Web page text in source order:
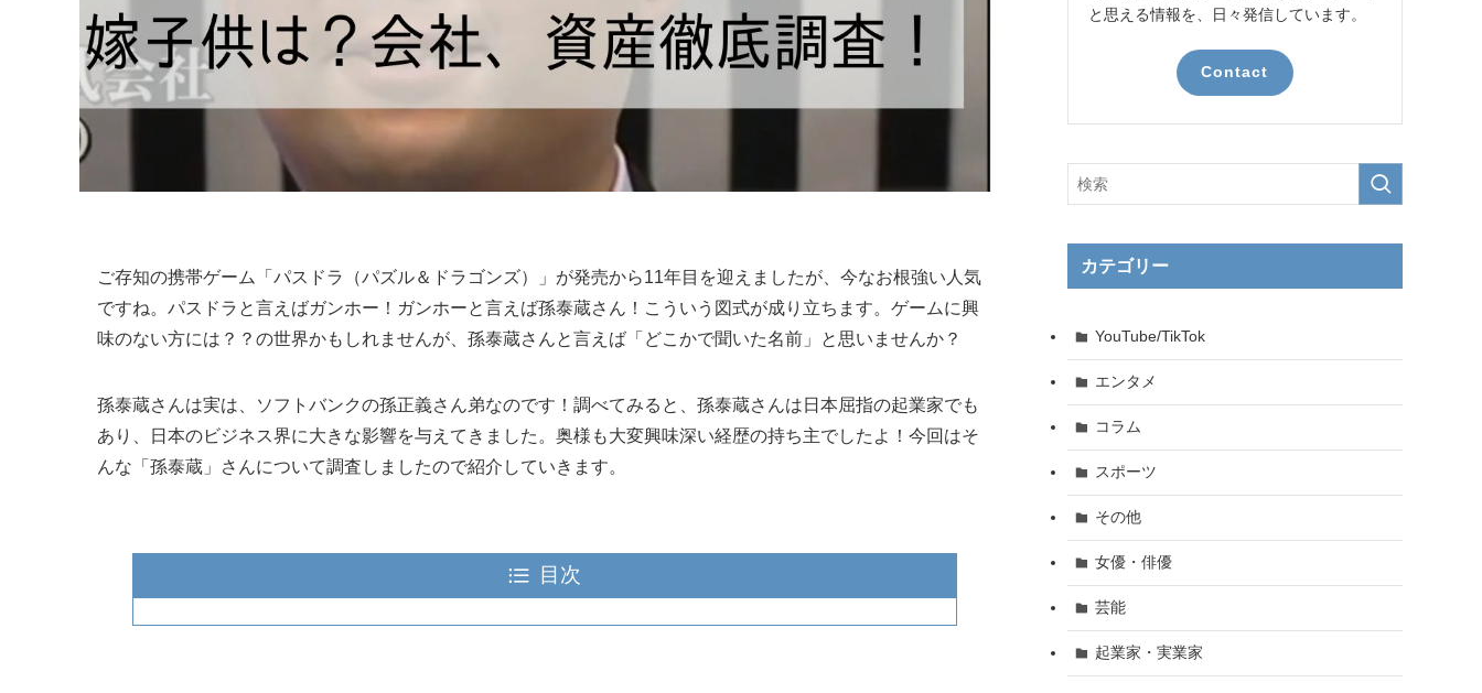
ご存知の携帯ゲーム「パスドラ（パズル＆ドラゴンズ）」が発売から11年目を迎えましたが、今なお根強い人気
ですね。パスドラと言えばガンホー！ガンホーと言えば孫泰蔵さん！こういう図式が成り立ちます。ゲームに興
味のない方には？？の世界かもしれませんが、孫泰蔵さんと言えば「どこかで聞いた名前」と思いませんか？
孫泰蔵さんは実は、ソフトバンクの孫正義さん弟なのです！調べてみると、孫泰蔵さんは日本屈指の起業家でも
あり、日本のビジネス界に大きな影響を与えてきました。奥様も大変興味深い経歴の持ち主でしたよ！今回はそ
んな「孫泰蔵」さんについて調査しましたので紹介していきます。
目次
と思える情報を、日々発信しています。
Contact
カテゴリー
YouTube/TikTok
エンタメ
コラム
スポーツ
その他
女優・俳優
芸能
起業家・実業家